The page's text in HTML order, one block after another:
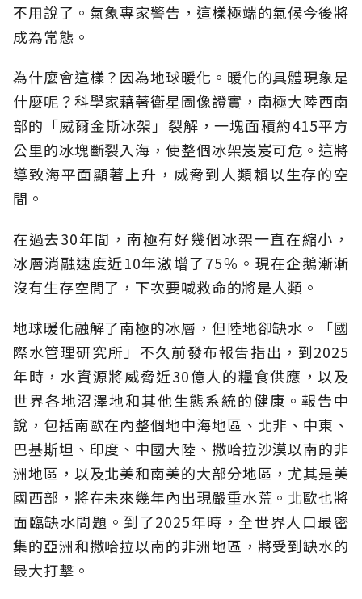
不用說了。氣象專家警告，這樣極端的氣候今後將
成為常態。
為什麼會這樣？因為地球暖化。暖化的具體現象是
什麼呢？科學家藉著衛星圖像證實，南極大陸西南
部的「威爾金斯冰架」裂解，一塊面積約415平方
公里的冰塊斷裂入海，使整個冰架岌岌可危。這將
導致海平面顯著上升，威脅到人類賴以生存的空
間。
在過去30年間，南極有好幾個冰架一直在縮小，
冰層消融速度近10年激增了75％。現在企鵝漸漸
沒有生存空間了，下次要喊救命的將是人類。
地球暖化融解了南極的冰層，但陸地卻缺水。「國
際水管理研究所」不久前發布報告指出，到2025
年時，水資源將威脅近30億人的糧食供應，以及
世界各地沼澤地和其他生態系統的健康。報告中
說，包括南歐在內整個地中海地區、北非、中東、
巴基斯坦、印度、中國大陸、撒哈拉沙漠以南的非
洲地區，以及北美和南美的大部分地區，尤其是美
國西部，將在未來幾年內出現嚴重水荒。北歐也將
面臨缺水問題。到了2025年時，全世界人口最密
集的亞洲和撒哈拉以南的非洲地區，將受到缺水的
最大打擊。